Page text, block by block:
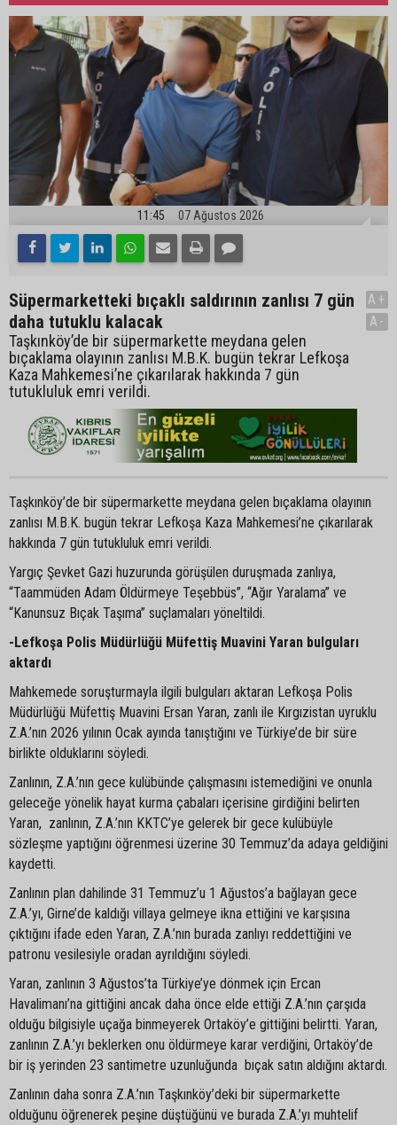
11:45 07 Ağustos 2026
Süpermarketteki bıçaklı saldırının zanlısı 7 gün
daha tutuklu kalacak
Taşkınköy’de bir süpermarkette meydana gelen
bıçaklama olayının zanlısı M.B.K. bugün tekrar Lefkoşa
Kaza Mahkemesi’ne çıkarılarak hakkında 7 gün
tutukluluk emri verildi.
A+
A-
Taşkınköy’de bir süpermarkette meydana gelen bıçaklama olayının
zanlısı M.B.K. bugün tekrar Lefkoşa Kaza Mahkemesi’ne çıkarılarak
hakkında 7 gün tutukluluk emri verildi.
Yargıç Şevket Gazi huzurunda görüşülen duruşmada zanlıya,
“Taammüden Adam Öldürmeye Teşebbüs”, “Ağır Yaralama” ve
“Kanunsuz Bıçak Taşıma” suçlamaları yöneltildi.
-Lefkoşa Polis Müdürlüğü Müfettiş Muavini Yaran bulguları
aktardı
Mahkemede soruşturmayla ilgili bulguları aktaran Lefkoşa Polis
Müdürlüğü Müfettiş Muavini Ersan Yaran, zanlı ile Kırgızistan uyruklu
Z.A.’nın 2026 yılının Ocak ayında tanıştığını ve Türkiye’de bir süre
birlikte olduklarını söyledi.
Zanlının, Z.A.’nın gece kulübünde çalışmasını istemediğini ve onunla
geleceğe yönelik hayat kurma çabaları içerisine girdiğini belirten
Yaran, zanlının, Z.A.’nın KKTC’ye gelerek bir gece kulübüyle
sözleşme yaptığını öğrenmesi üzerine 30 Temmuz’da adaya geldiğini
kaydetti.
Zanlının plan dahilinde 31 Temmuz’u 1 Ağustos’a bağlayan gece
Z.A.’yı, Girne’de kaldığı villaya gelmeye ikna ettiğini ve karşısına
çıktığını ifade eden Yaran, Z.A.’nın burada zanlıyı reddettiğini ve
patronu vesilesiyle oradan ayrıldığını söyledi.
Yaran, zanlının 3 Ağustos’ta Türkiye’ye dönmek için Ercan
Havalimanı’na gittiğini ancak daha önce elde ettiği Z.A.’nın çarşıda
olduğu bilgisiyle uçağa binmeyerek Ortaköy’e gittiğini belirtti. Yaran,
zanlının Z.A.’yı beklerken onu öldürmeye karar verdiğini, Ortaköy’de
bir iş yerinden 23 santimetre uzunluğunda bıçak satın aldığını aktardı.
Zanlının daha sonra Z.A.’nın Taşkınköy’deki bir süpermarkette
olduğunu öğrenerek peşine düştüğünü ve burada Z.A.’yı muhtelif